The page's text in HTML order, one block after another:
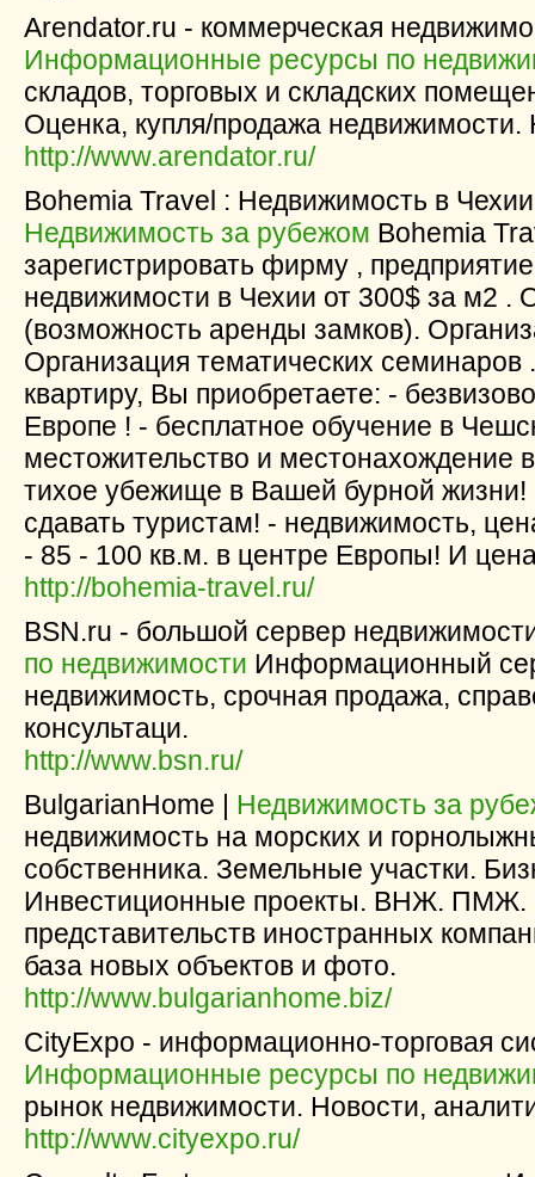
Arendator.ru - коммерческая
Информационные ресурсы по
складов, торговых и складских
Оценка, купля/продажа
http://www.arendator.ru/
Bohemia Travel : Недвижимость в
Недвижимость за рубежом Bohemia
зарегистрировать фирму ,
недвижимости в Чехии от 300$ за м2 .
(возможность аренды замков).
Организация тематических
квартиру, Вы приобретаете: -
Европе ! - бесплатное обучение в
местожительство и местонахождение
тихое убежище в Вашей бурной жизни!
сдавать туристам! - недвижимость,
- 85 - 100 кв.м. в центре Европы! И
http://bohemia-travel.ru/
BSN.ru - большой сервер
по недвижимости Информационный
недвижимость, срочная продажа,
консультаци.
http://www.bsn.ru/
BulgarianHome | Недвижимость за
недвижимость на морских и
собственника. Земельные участки.
Инвестиционные проекты. ВНЖ. ПМЖ.
представительств иностранных
база новых объектов и фото.
http://www.bulgarianhome.biz/
CityExpo - информационно-торговая
Информационные ресурсы по
рынок недвижимости. Новости,
http://www.cityexpo.ru/